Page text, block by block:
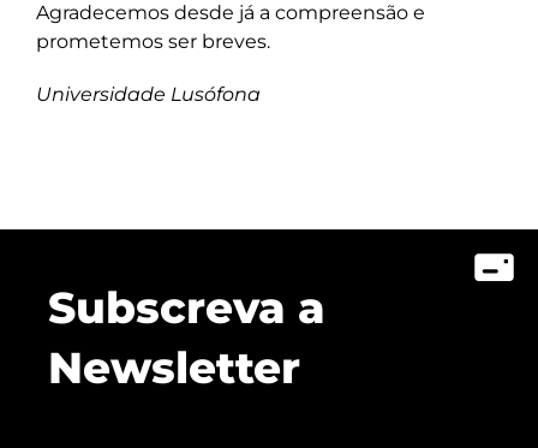
Agradecemos desde já a compreensão e
prometemos ser breves.
Universidade Lusófona
Subscreva a
Newsletter